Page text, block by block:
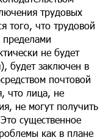
трудовых
того, что трудовой
не будет
будет заключен в
почтовой
что лица, не
не могут получить
существенное
как в плане